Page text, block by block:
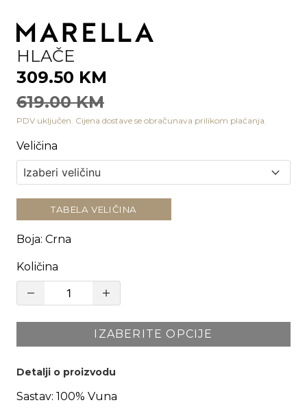
HLAČE
309.50 KM
619.00 KM
PDV uključen. Cijena dostave se obračunava prilikom plaćanja.
Veličina
TABELA VELIČINA
Boja: Crna
Količina
IZABERITE OPCIJE
Detalji o proizvodu
Sastav: 100% Vuna